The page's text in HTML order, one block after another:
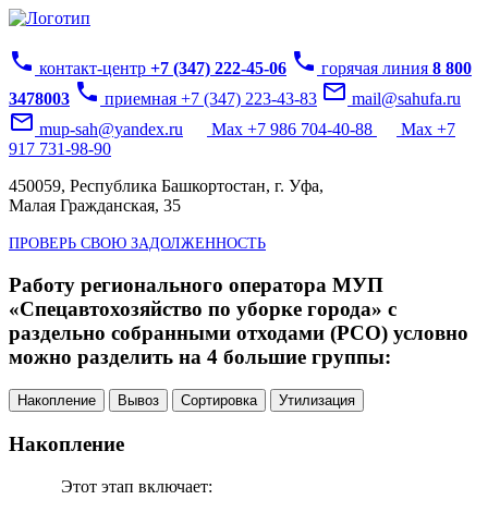
phone контакт-центр +7 (347) 222-45-06 phone горячая линия 8 800
3478003 phone приемная +7 (347) 223-43-83 mail_outline mail@sahufa.ru
mail_outline mup-sah@yandex.ru Max +7 986 704-40-88
Max +7
917 731-98-90
450059, Республика Башкортостан, г. Уфа,
Малая Гражданская, 35
ПРОВЕРЬ СВОЮ ЗАДОЛЖЕННОСТЬ
Работу регионального оператора МУП
«Спецавтохозяйство по уборке города» с
раздельно собранными отходами (РСО) условно
можно разделить на 4 большие группы:
Накопление Вывоз Сортировка Утилизация
Накопление
Этот этап включает: